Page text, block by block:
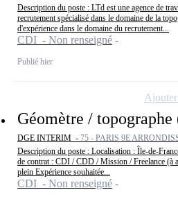
Description du poste : LTd est une agence de
recrutement spécialisé dans le domaine de la
d'expérience dans le domaine du recrutement...
CDI - Non renseigné
Publié hier
Géomètre / topographe
DGE INTERIM - 75 - PARIS 9E
Description du poste : Localisation : Île-de-
de contrat : CDI / CDD / Mission / Freelance (à
plein Expérience souhaitée...
CDI - Non renseigné